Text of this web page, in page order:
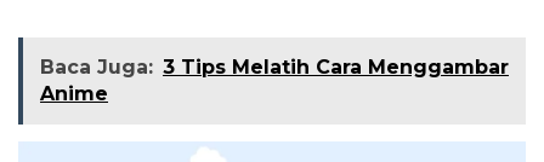
Baca Juga: 3 Tips Melatih Cara Menggambar
Anime